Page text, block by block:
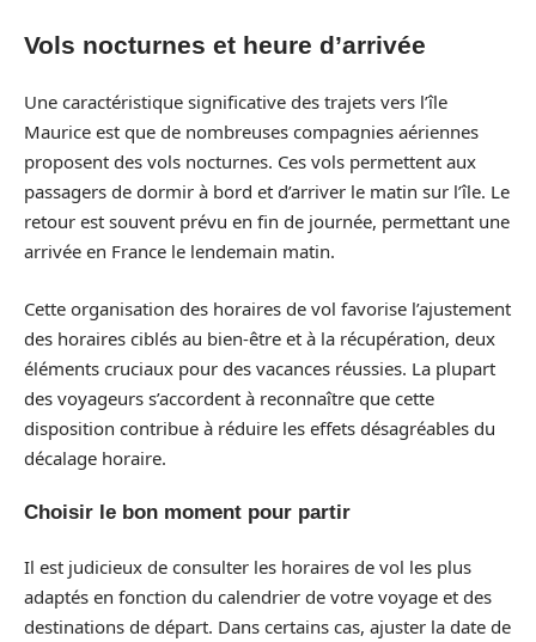
Vols nocturnes et heure d’arrivée
Une caractéristique significative des trajets vers l’île
Maurice est que de nombreuses compagnies aériennes
proposent des vols nocturnes. Ces vols permettent aux
passagers de dormir à bord et d’arriver le matin sur l’île. Le
retour est souvent prévu en fin de journée, permettant une
arrivée en France le lendemain matin.
Cette organisation des horaires de vol favorise l’ajustement
des horaires ciblés au bien-être et à la récupération, deux
éléments cruciaux pour des vacances réussies. La plupart
des voyageurs s’accordent à reconnaître que cette
disposition contribue à réduire les effets désagréables du
décalage horaire.
Choisir le bon moment pour partir
Il est judicieux de consulter les horaires de vol les plus
adaptés en fonction du calendrier de votre voyage et des
destinations de départ. Dans certains cas, ajuster la date de